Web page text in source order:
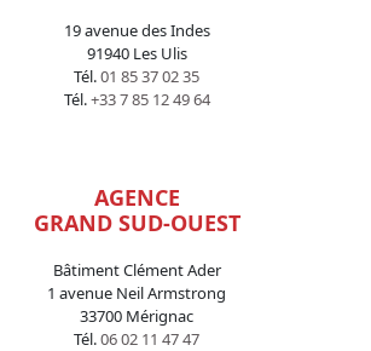
19 avenue des Indes
91940 Les Ulis
Tél.01 85 37 02 35
Tél.+33 7 85 12 49 64
AGENCE
GRAND SUD-OUEST
Bâtiment Clément Ader
1 avenue Neil Armstrong
33700 Mérignac
Tél.06 02 11 47 47